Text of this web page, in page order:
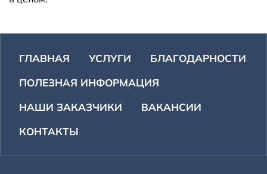
ГЛАВНАЯ УСЛУГИ
БЛАГОДАРНОСТИ
ПОЛЕЗНАЯ ИНФОРМАЦИЯ
НАШИ ЗАКАЗЧИКИ
ВАКАНСИИ
КОНТАКТЫ